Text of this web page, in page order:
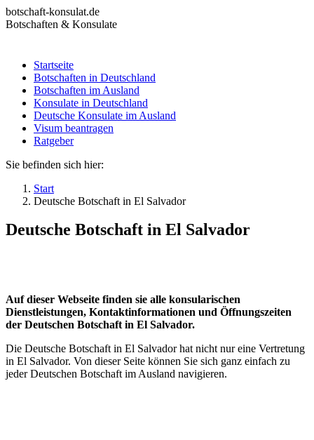
Zum
Inhalt
botschaft-konsulat.de
Botschaften & Konsulate
Startseite
Botschaften in Deutschland
Botschaften im Ausland
Konsulate in Deutschland
Deutsche Konsulate im Ausland
Visum beantragen
Ratgeber
Startseite
Botschaften in Deutschland
Botschaften im Ausland
Konsulate in Deutschland
Deutsche Konsulate im Ausland
Visum beantragen
Ratgeber
Sie befinden sich hier:
Start
Deutsche Botschaft in El Salvador
Deutsche Botschaft in El Salvador
Auf dieser Webseite finden sie alle konsularischen
Dienstleistungen, Kontaktinformationen und Öffnungszeiten
der Deutschen Botschaft in El Salvador.
Die Deutsche Botschaft in El Salvador hat nicht nur eine Vertretung
in El Salvador. Von dieser Seite können Sie sich ganz einfach zu
jeder Deutschen Botschaft im Ausland navigieren.